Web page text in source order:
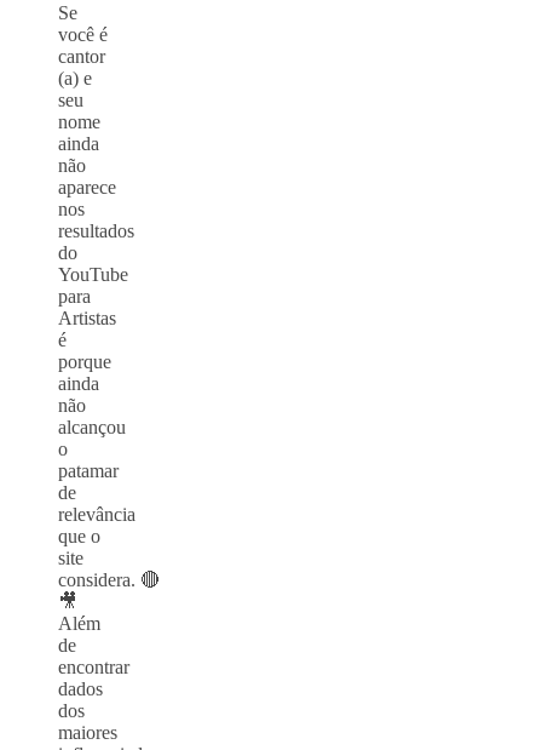
Se
você é
cantor
(a) e
seu
nome
ainda
não
aparece
nos
resultados
do
YouTube
para
Artistas
é
porque
ainda
não
alcançou
o
patamar
de
relevância
que o
site
considera. 🔴
🎥
Além
de
encontrar
dados
dos
maiores